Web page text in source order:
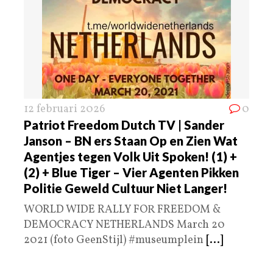
12 februari 2026 0
Patriot Freedom Dutch TV | Sander
Janson – BN ers Staan Op en Zien Wat
Agentjes tegen Volk Uit Spoken! (1) +
(2) + Blue Tiger – Vier Agenten Pikken
Politie Geweld Cultuur Niet Langer!
WORLD WIDE RALLY FOR FREEDOM &
DEMOCRACY NETHERLANDS March 20
2021 (foto GeenStijl) #museumplein [...]